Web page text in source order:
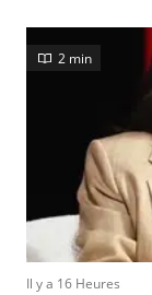
2 min
Il y a 16 Heures